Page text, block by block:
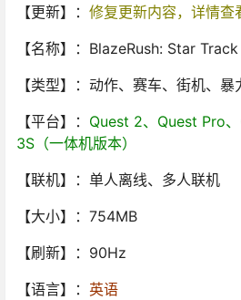
【更新】： 修复更新内容，详情查
【名称】：BlazeRush: Star
【类型】：动作、赛车、街机、暴
【平台】： Quest 2、Quest Pro
3S（一体机版本）
【联机】：单人离线、多人联机
【大小】：754MB
【刷新】：90Hz
【语言】： 英语